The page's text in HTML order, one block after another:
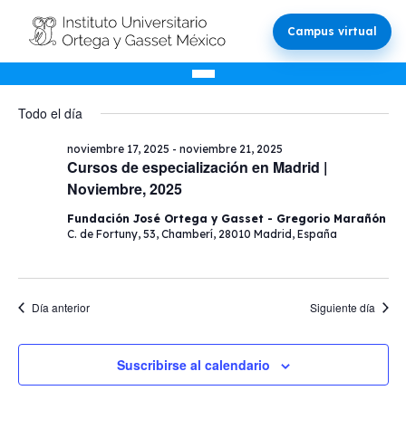
Campus virtual
Eventos
en
noviembre
20,
2025
dede
Día
la
Todo el día
Cursos de especialización en Madrid |
Noviembre, 2025
noviembre 17, 2025 - noviembre 21, 2025
Fundación José Ortega y Gasset - Gregorio Marañón
C. de Fortuny, 53, Chamberí, 28010 Madrid, España
Día anterior Siguiente día
Suscribirse al calendario